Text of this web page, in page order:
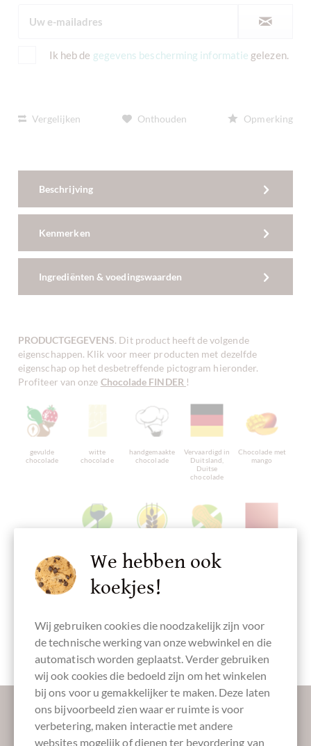
Ik heb de gegevens bescherming informatie gelezen.
Vergelijken Onthouden Opmerking
Beschrijving
Kenmerken
Ingrediënten & voedingswaarden
PRODUCTGEGEVENS. Dit product heeft de volgende
eigenschappen. Klik voor meer producten met dezelfde
eigenschap op het desbetreffende pictogram hieronder.
Profiteer van onze Chocolade FINDER !
gevulde
chocolade
witte
chocolade
handgemaakte
chocolade
Vervaardigd in
Duitsland,
Duitse
chocolade
Chocolade met
mango
passievrucht
Chocolade
Paaseitjes
Laat ons uw inbox verzoeten:
We hebben ook
koekjes!
Wij gebruiken cookies die noodzakelijk zijn voor
de technische werking van onze webwinkel en die
automatisch worden geplaatst. Verder gebruiken
wij ook cookies die bedoeld zijn om het winkelen
bij ons voor u gemakkelijker te maken. Deze laten
ons bijvoorbeeld zien waar er ruimte is voor
verbetering, maken interactie met andere
websites mogelijk of dienen ter bevordering van